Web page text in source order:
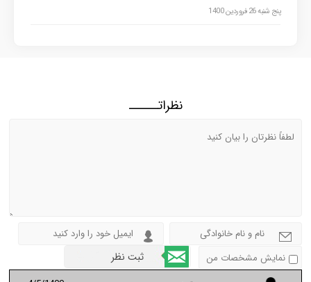
پنج شنبه 26 فروردین 1400
نظراتــــــ
نمایش مشخصات من